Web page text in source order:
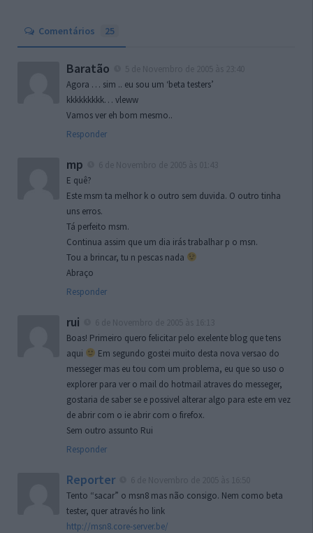
Comentários 25
Baratão
Agora … sim .. eu sou um ‘beta testers’
kkkkkkkkk… vleww
Vamos ver eh bom mesmo..
Responder
mp
E quê?
Este msm ta melhor k o outro sem duvida. O outro tinha
uns erros.
Tá perfeito msm.
Continua assim que um dia irás trabalhar p o msn.
Tou a brincar, tu n pescas nada
Abraço
Responder
rui
Boas! Primeiro quero felicitar pelo exelente blog que tens
aqui
Em segundo gostei muito desta nova versao do
messeger mas eu tou com um problema, eu que so uso o
explorer para ver o mail do hotmail atraves do messeger,
gostaria de saber se e possivel alterar algo para este em vez
de abrir com o ie abrir com o firefox.
Sem outro assunto Rui
Responder
Reporter
Tento “sacar” o msn8 mas não consigo. Nem como beta
tester, quer através ho link
http://msn8.core-server.be/